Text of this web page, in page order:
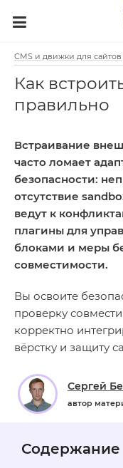
CMS и движки для сайтов
Как
правильно
Встраивание
часто ломает
безопасности:
отсутствие
ведут к
плагины для
блоками и меры
совместимости.
Вы освоите
проверку
корректно
вёрстку и защиту
Сергей
автор
Содержание